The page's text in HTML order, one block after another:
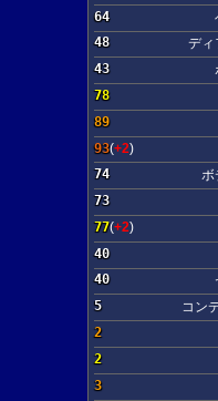
64
48
ディ
43
78
89
93(+2)
74
ボ
73
77(+2)
40
40
5
コン
2
2
3